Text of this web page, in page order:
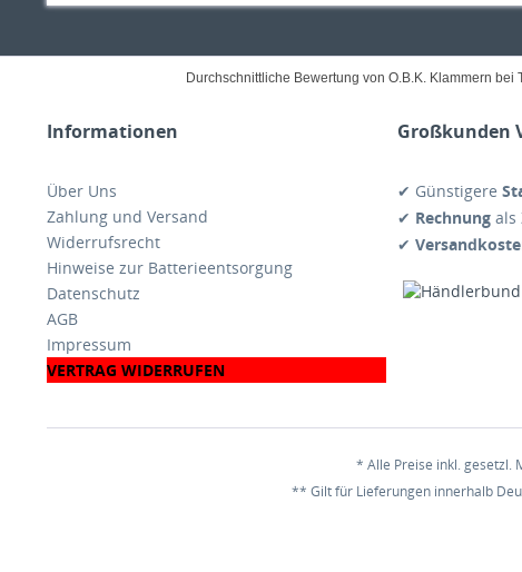
Durchschnittliche Bewertung von O.B.K. Klammern bei
Informationen
Über Uns
Zahlung und Versand
Widerrufsrecht
Hinweise zur Batterieentsorgung
Datenschutz
AGB
Impressum
VERTRAG WIDERRUFEN
Großkunden
✔ Günstigere
✔ Rechnung als
✔
* Alle Preise inkl. gesetzl.
** Gilt für Lieferungen innerhalb